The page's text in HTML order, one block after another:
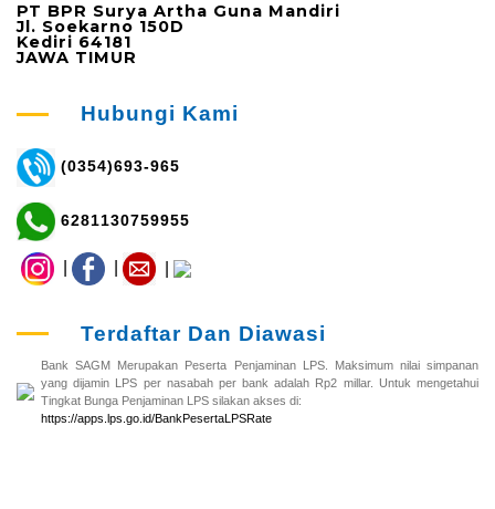
PT BPR Surya Artha Guna Mandiri
Jl. Soekarno 150D
Kediri 64181
JAWA TIMUR
Hubungi Kami
(0354)693-965
6281130759955
Terdaftar Dan Diawasi
Bank SAGM Merupakan Peserta Penjaminan LPS. Maksimum nilai simpanan
yang dijamin LPS per nasabah per bank adalah Rp2 millar. Untuk mengetahui
Tingkat Bunga Penjaminan LPS silakan akses di:
https://apps.lps.go.id/BankPesertaLPSRate